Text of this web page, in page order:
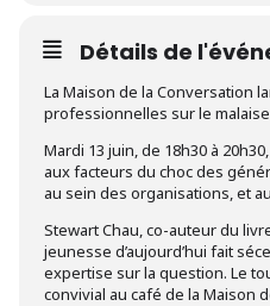
Détails de
La Maison de la Conversation
professionnelles sur le
Mardi 13 juin, de 18h30 à
aux facteurs du choc des
au sein des organisations, et
Stewart Chau, co-auteur du
jeunesse d’aujourd’hui fait
expertise sur la question. Le
convivial au café de la Maison